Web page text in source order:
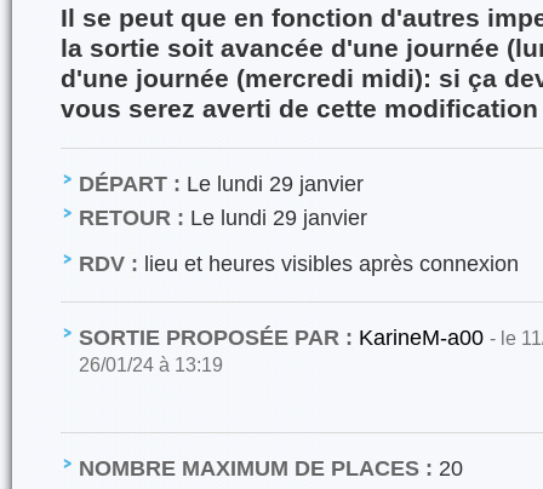
Il se peut que en fonction d'autres
la sortie soit avancée d'une journée
d'une journée (mercredi midi): si ça
vous serez averti de cette
DÉPART : Le lundi 29 janvier
RETOUR : Le lundi 29 janvier
RDV : lieu et heures visibles après connexion
SORTIE PROPOSÉE PAR : KarineM-a00 - le
26/01/24 à 13:19
NOMBRE MAXIMUM DE PLACES : 20